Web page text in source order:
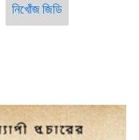
নিখোঁজ জিডি